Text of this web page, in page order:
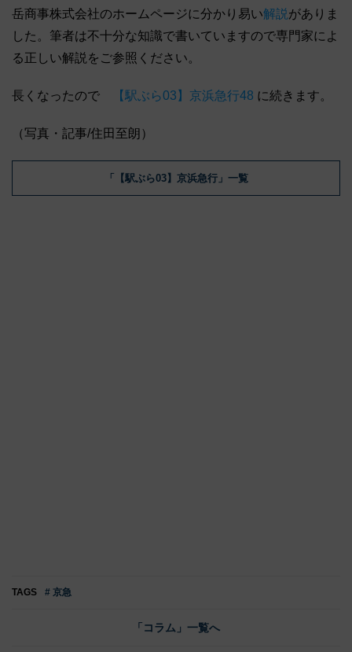
岳商事株式会社のホームページに分かり易い解説がありま
した。筆者は不十分な知識で書いていますので専門家によ
る正しい解説をご参照ください。
長くなったので 【駅ぶら03】京浜急行48 に続きます。
（写真・記事/住田至朗）
「【駅ぶら03】京浜急行」一覧
TAGS # 京急
「コラム」一覧へ